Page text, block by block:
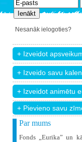
Nesanāk ielogoties?
+ Pievieno savu
Par mums
Fonds „Eurika” un